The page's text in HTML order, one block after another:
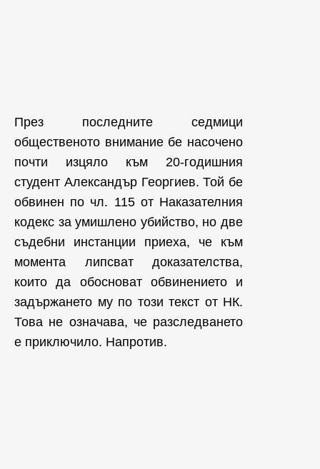
През последните седмици
общественото внимание бе насочено
почти изцяло към 20-годишния
студент Александър Георгиев. Той бе
обвинен по чл. 115 от Наказателния
кодекс за умишлено убийство, но две
съдебни инстанции приеха, че към
момента липсват доказателства,
които да обосноват обвинението и
задържането му по този текст от НК.
Това не означава, че разследването
е приключило. Напротив.